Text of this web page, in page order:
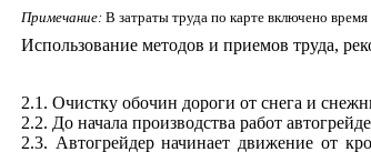
Примечание: В затраты труда по карте включено
Использование методов и приемов труда,
2.1 . Очистку обочин дороги от снега и
2.2. До начала производства работ
2.3. Автогрейдер начинает движение от